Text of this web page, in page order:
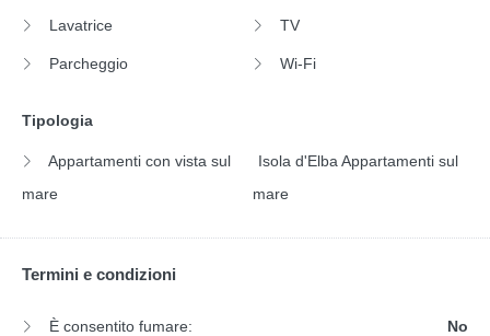
Lavatrice
Parcheggio
TV
Wi-Fi
Tipologia
Appartamenti con vista sul
mare
Isola d'Elba Appartamenti sul
mare
Termini e condizioni
È consentito fumare: No